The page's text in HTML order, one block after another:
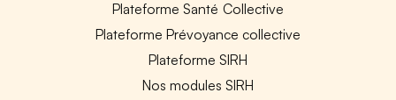
Plateforme Santé Collective
Plateforme Prévoyance collective
Plateforme SIRH
Nos modules SIRH